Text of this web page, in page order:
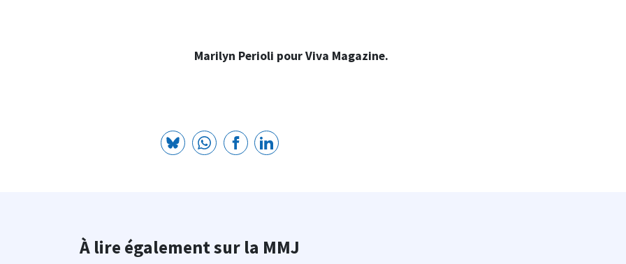
Marilyn Perioli pour Viva Magazine.
À lire également sur la MMJ